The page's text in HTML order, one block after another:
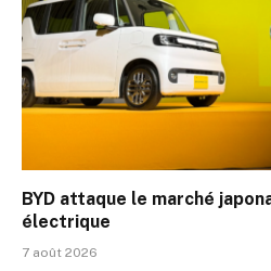
BYD attaque le marché
électrique
7 août 2026